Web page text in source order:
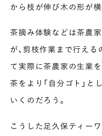
から枝が伸び木の形が
茶摘み体験などは茶農
が、剪枝作業まで行え
て実際に茶農家の生業
茶をより「自分ゴト」
いくのだろう。
こうした足久保ティー